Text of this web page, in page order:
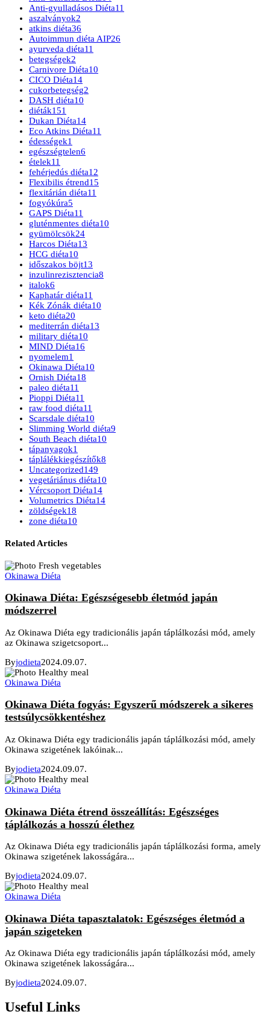
Anti-gyulladásos Diéta11
aszalványok2
atkins diéta36
Autoimmun diéta AIP26
ayurveda diéta11
betegségek2
Carnivore Diéta10
CICO Diéta14
cukorbetegség2
DASH diéta10
diéták151
Dukan Diéta14
Eco Atkins Diéta11
édességek1
egészségtelen6
ételek11
fehérjedús diéta12
Flexibilis étrend15
flexitárián diéta11
fogyókúra5
GAPS Diéta11
gluténmentes diéta10
gyümölcsök24
Harcos Diéta13
HCG diéta10
időszakos böjt13
inzulinrezisztencia8
italok6
Kaphatár diéta11
Kék Zónák diéta10
keto diéta20
mediterrán diéta13
military diéta10
MIND Diéta16
nyomelem1
Okinawa Diéta10
Ornish Diéta18
paleo diéta11
Pioppi Diéta11
raw food diéta11
Scarsdale diéta10
Slimming World diéta9
South Beach diéta10
tápanyagok1
táplálékkiegészítők8
Uncategorized149
vegetáriánus diéta10
Vércsoport Diéta14
Volumetrics Diéta14
zöldségek18
zone diéta10
Related Articles
Okinawa Diéta
Okinawa Diéta: Egészségesebb életmód japán
módszerrel
Az Okinawa Diéta egy tradicionális japán táplálkozási mód, amely
az Okinawa szigetcsoport...
Byjodieta2024.09.07.
Okinawa Diéta
Okinawa Diéta fogyás: Egyszerű módszerek a sikeres
testsúlycsökkentéshez
Az Okinawa Diéta egy tradicionális japán táplálkozási mód, amely
Okinawa szigetének lakóinak...
Byjodieta2024.09.07.
Okinawa Diéta
Okinawa Diéta étrend összeállítás: Egészséges
táplálkozás a hosszú élethez
Az Okinawa Diéta egy tradicionális japán táplálkozási forma, amely
Okinawa szigetének lakosságára...
Byjodieta2024.09.07.
Okinawa Diéta
Okinawa Diéta tapasztalatok: Egészséges életmód a
japán szigeteken
Az Okinawa Diéta egy tradicionális japán táplálkozási mód, amely
Okinawa szigetének lakosságára...
Byjodieta2024.09.07.
Useful Links